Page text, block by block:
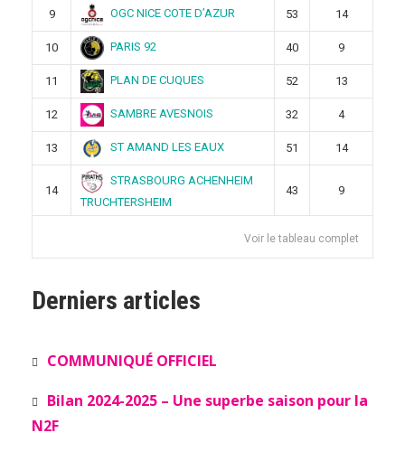
9 OGC NICE COTE D’AZUR 53 14
10 PARIS 92 40 9
11 PLAN DE CUQUES 52 13
12 SAMBRE AVESNOIS 32 4
13 ST AMAND LES EAUX 51 14
14
STRASBOURG ACHENHEIM
TRUCHTERSHEIM
43 9
Voir le tableau complet
Derniers articles
COMMUNIQUÉ OFFICIEL
Bilan 2024-2025 – Une superbe saison pour la
N2F